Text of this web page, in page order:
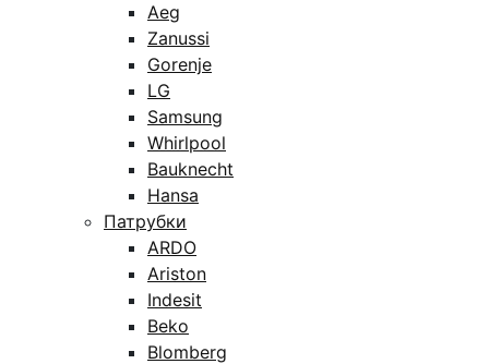
Aeg
Zanussi
Gorenje
LG
Samsung
Whirlpool
Bauknecht
Hansa
Патрубки
ARDO
Ariston
Indesit
Beko
Blomberg